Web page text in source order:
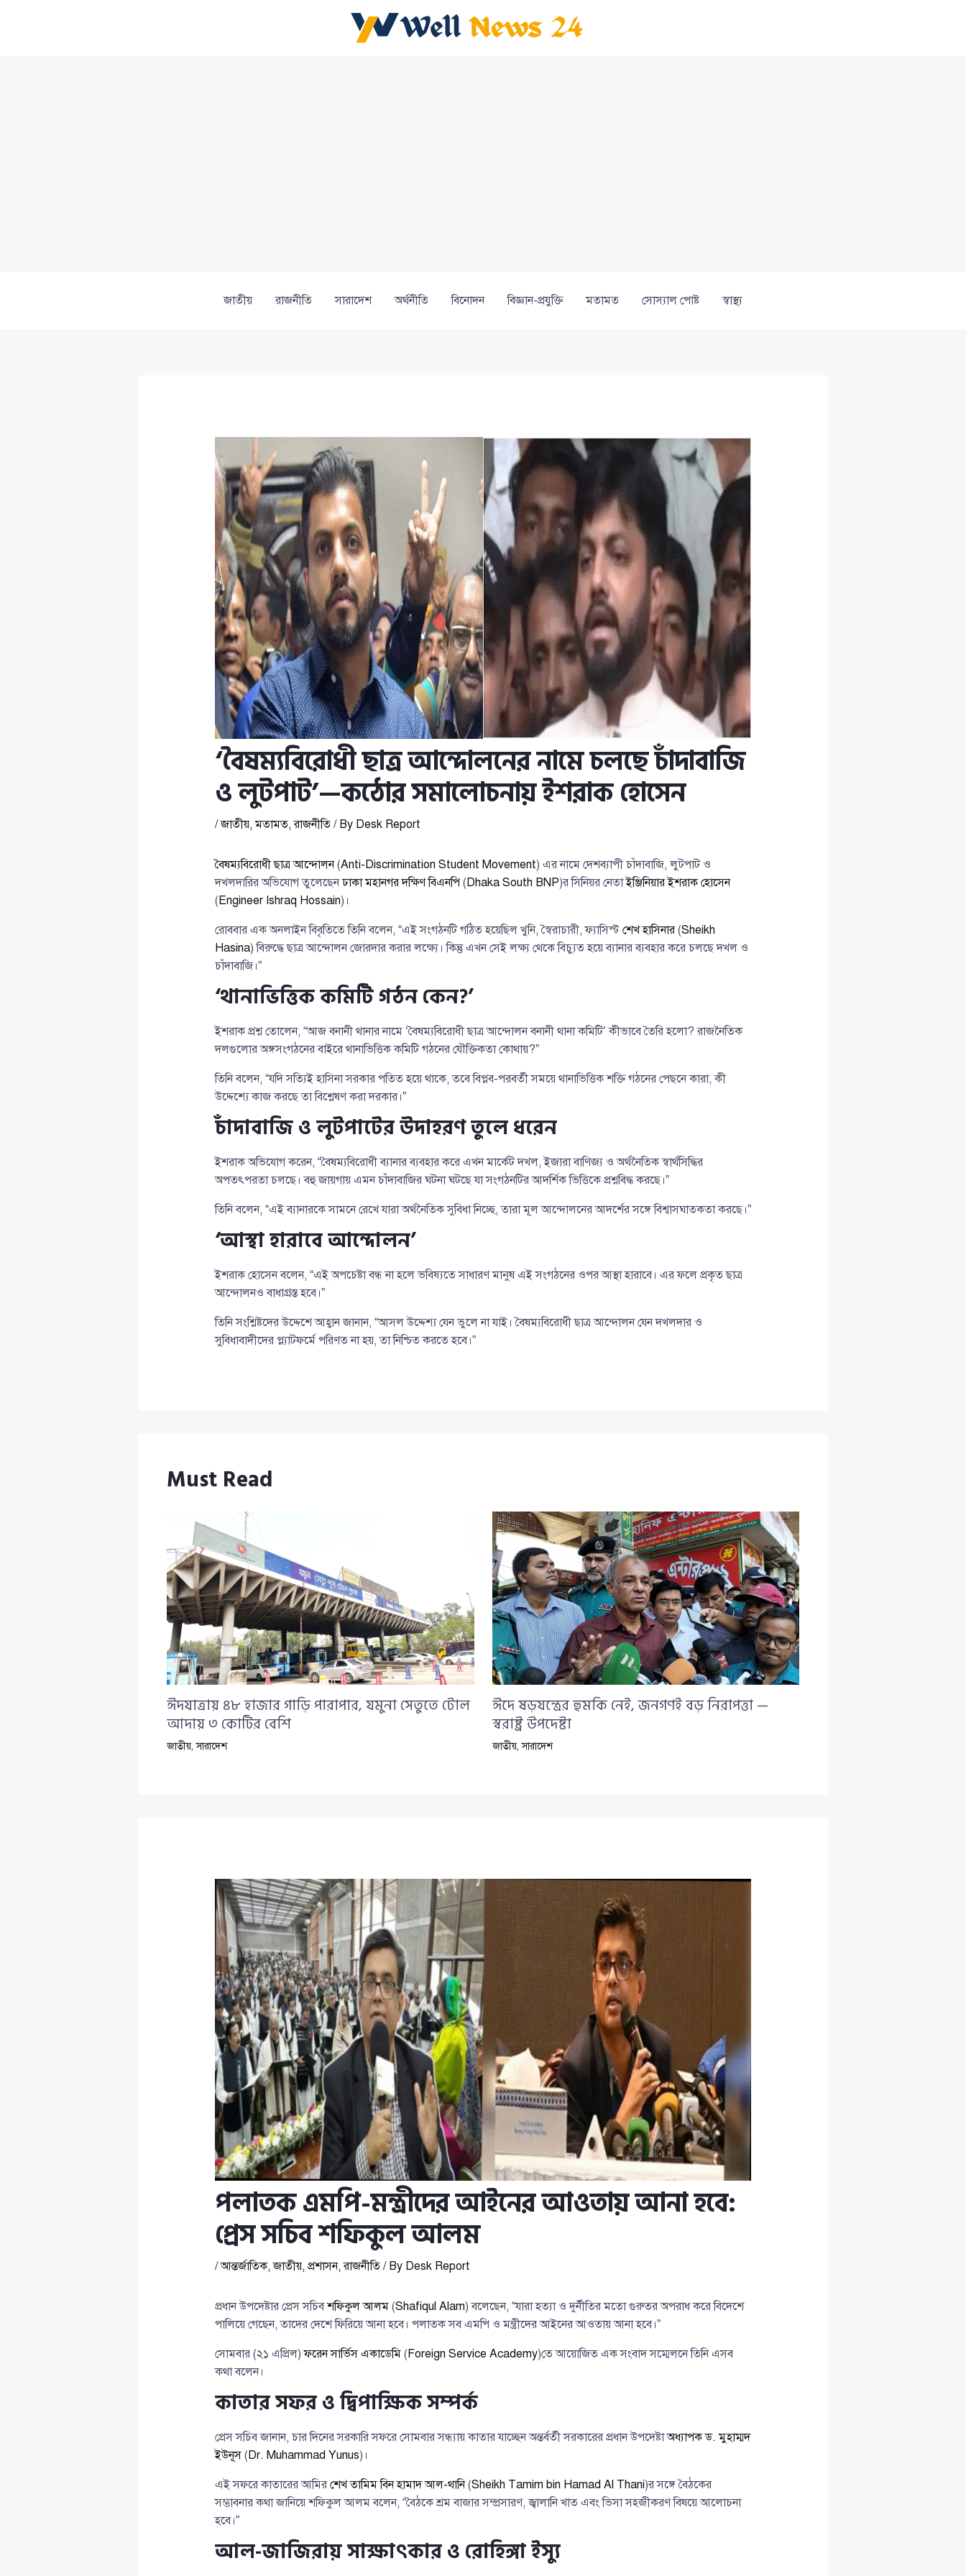
জাতীয় রাজনীতি সারাদেশ অর্থনীতি বিনোদন বিজ্ঞান-প্রযুক্তি মতামত সোস্যাল পোষ্ট স্বাস্থ্য
‘বৈষম্যবিরোধী ছাত্র আন্দোলনের নামে চলছে চাঁদাবাজি
ও লুটপাট’—কঠোর সমালোচনায় ইশরাক হোসেন
/জাতীয়,মতামত,রাজনীতি/ By Desk Report
বৈষম্যবিরোধী ছাত্র আন্দোলন(Anti-Discrimination Student Movement) এর নামে দেশব্যাপী চাঁদাবাজি, লুটপাট ও
দখলদারির অভিযোগ তুলেছেনঢাকা মহানগর দক্ষিণ বিএনপি(Dhaka South BNP)র সিনিয়র নেতাইঞ্জিনিয়ার ইশরাক হোসেন
(Engineer Ishraq Hossain)।
রোববার এক অনলাইন বিবৃতিতে তিনি বলেন, “এই সংগঠনটি গঠিত হয়েছিল খুনি, স্বৈরাচারী, ফ্যাসিস্ট শেখ হাসিনার(Sheikh
Hasina) বিরুদ্ধে ছাত্র আন্দোলন জোরদার করার লক্ষ্যে। কিন্তু এখন সেই লক্ষ্য থেকে বিচ্যুত হয়ে ব্যানার ব্যবহার করে চলছে দখল ও
চাঁদাবাজি।”
‘থানাভিত্তিক কমিটি গঠন কেন?’
ইশরাক প্রশ্ন তোলেন, “আজ বনানী থানার নামে ‘বৈষম্যবিরোধী ছাত্র আন্দোলন বনানী থানা কমিটি’ কীভাবে তৈরি হলো? রাজনৈতিক
দলগুলোর অঙ্গসংগঠনের বাইরে থানাভিত্তিক কমিটি গঠনের যৌক্তিকতা কোথায়?”
তিনি বলেন, “যদি সত্যিই হাসিনা সরকার পতিত হয়ে থাকে, তবে বিপ্লব-পরবর্তী সময়ে থানাভিত্তিক শক্তি গঠনের পেছনে কারা, কী
উদ্দেশ্যে কাজ করছে তা বিশ্লেষণ করা দরকার।”
চাঁদাবাজি ও লুটপাটের উদাহরণ তুলে ধরেন
ইশরাক অভিযোগ করেন, “বৈষম্যবিরোধী ব্যানার ব্যবহার করে এখন মার্কেট দখল, ইজারা বাণিজ্য ও অর্থনৈতিক স্বার্থসিদ্ধির
অপতৎপরতা চলছে। বহু জায়গায় এমন চাঁদাবাজির ঘটনা ঘটছে যা সংগঠনটির আদর্শিক ভিত্তিকে প্রশ্নবিদ্ধ করছে।”
তিনি বলেন, “এই ব্যানারকে সামনে রেখে যারা অর্থনৈতিক সুবিধা নিচ্ছে, তারা মূল আন্দোলনের আদর্শের সঙ্গে বিশ্বাসঘাতকতা করছে।”
‘আস্থা হারাবে আন্দোলন’
ইশরাক হোসেন বলেন, “এই অপচেষ্টা বন্ধ না হলে ভবিষ্যতে সাধারণ মানুষ এই সংগঠনের ওপর আস্থা হারাবে। এর ফলে প্রকৃত ছাত্র
আন্দোলনও বাধাগ্রস্ত হবে।”
তিনি সংশ্লিষ্টদের উদ্দেশে আহ্বান জানান, “আসল উদ্দেশ্য যেন ভুলে না যাই। বৈষম্যবিরোধী ছাত্র আন্দোলন যেন দখলদার ও
সুবিধাবাদীদের প্ল্যাটফর্মে পরিণত না হয়, তা নিশ্চিত করতে হবে।”
Must Read
ঈদযাত্রায় ৪৮ হাজার গাড়ি পারাপার, যমুনা সেতুতে টোল
আদায় ৩ কোটির বেশি
জাতীয়,সারাদেশ
ঈদে ষড়যন্ত্রের হুমকি নেই, জনগণই বড় নিরাপত্তা —
স্বরাষ্ট্র উপদেষ্টা
জাতীয়,সারাদেশ
পলাতক এমপি-মন্ত্রীদের আইনের আওতায় আনা হবে:
প্রেস সচিব শফিকুল আলম
/আন্তর্জাতিক,জাতীয়, প্রশাসন,রাজনীতি/ By Desk Report
প্রধান উপদেষ্টার প্রেস সচিবশফিকুল আলম(Shafiqul Alam) বলেছেন, “যারা হত্যা ও দুর্নীতির মতো গুরুতর অপরাধ করে বিদেশে
পালিয়ে গেছেন, তাদের দেশে ফিরিয়ে আনা হবে। পলাতক সব এমপি ও মন্ত্রীদের আইনের আওতায় আনা হবে।”
সোমবার (২১ এপ্রিল)ফরেন সার্ভিস একাডেমি(Foreign Service Academy)তে আয়োজিত এক সংবাদ সম্মেলনে তিনি এসব
কথা বলেন।
কাতার সফর ও দ্বিপাক্ষিক সম্পর্ক
প্রেস সচিব জানান, চার দিনের সরকারি সফরে সোমবার সন্ধ্যায় কাতার যাচ্ছেন অন্তর্বর্তী সরকারের প্রধান উপদেষ্টাঅধ্যাপক ড. মুহাম্মদ
ইউনূস(Dr. Muhammad Yunus)।
এই সফরে কাতারের আমির শেখ তামিম বিন হামাদ আল-থানি(Sheikh Tamim bin Hamad Al Thani)র সঙ্গে বৈঠকের
সম্ভাবনার কথা জানিয়ে শফিকুল আলম বলেন, “বৈঠকে শ্রম বাজার সম্প্রসারণ, জ্বালানি খাত এবং ভিসা সহজীকরণ বিষয়ে আলোচনা
হবে।”
আল-জাজিরায় সাক্ষাৎকার ও রোহিঙ্গা ইস্যু